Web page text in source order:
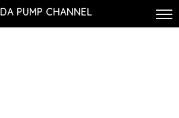
DA PUMP CHANNEL